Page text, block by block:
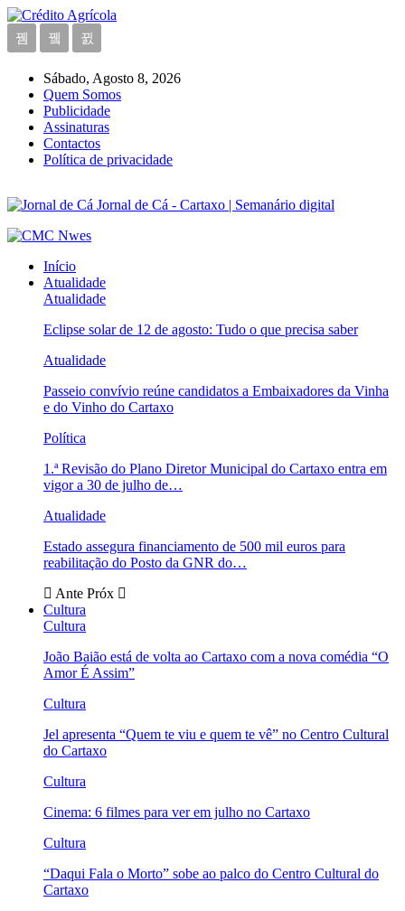
Sábado, Agosto 8, 2026
Quem Somos
Publicidade
Assinaturas
Contactos
Política de privacidade
Jornal de Cá - Cartaxo | Semanário digital
Início
Atualidade
Atualidade
Eclipse solar de 12 de agosto: Tudo o que precisa saber
Atualidade
Passeio convívio reúne candidatos a Embaixadores da Vinha
e do Vinho do Cartaxo
Política
1.ª Revisão do Plano Diretor Municipal do Cartaxo entra em
vigor a 30 de julho de…
Atualidade
Estado assegura financiamento de 500 mil euros para
reabilitação do Posto da GNR do…
Ante Próx
Cultura
Cultura
João Baião está de volta ao Cartaxo com a nova comédia “O
Amor É Assim”
Cultura
Jel apresenta “Quem te viu e quem te vê” no Centro Cultural
do Cartaxo
Cultura
Cinema: 6 filmes para ver em julho no Cartaxo
Cultura
“Daqui Fala o Morto” sobe ao palco do Centro Cultural do
Cartaxo